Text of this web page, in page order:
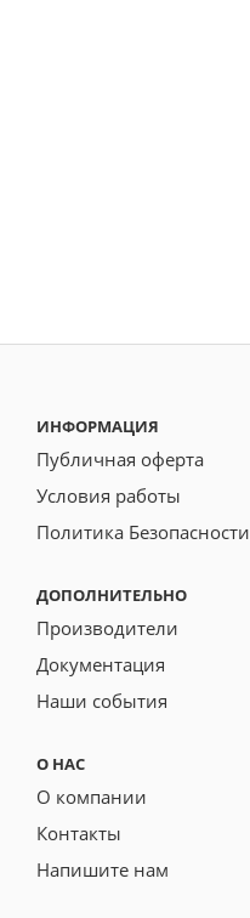
ИНФОРМАЦИЯ
Публичная оферта
Условия работы
Политика Безопасности
ДОПОЛНИТЕЛЬНО
Производители
Документация
Наши события
О НАС
О компании
Контакты
Напишите нам